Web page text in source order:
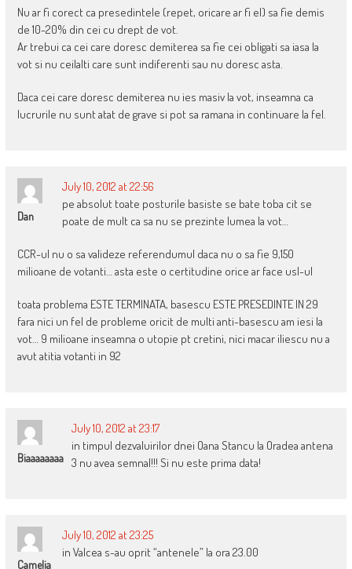
Nu ar fi corect ca presedintele (repet, oricare ar fi el) sa fie demis
de 10-20% din cei cu drept de vot.
Ar trebui ca cei care doresc demiterea sa fie cei obligati sa iasa la
vot si nu ceilalti care sunt indiferenti sau nu doresc asta.
Daca cei care doresc demiterea nu ies masiv la vot, inseamna ca
lucrurile nu sunt atat de grave si pot sa ramana in continuare la fel.
Dan
July 10, 2012 at 22:56
pe absolut toate posturile basiste se bate toba cit se
poate de mult ca sa nu se prezinte lumea la vot…
CCR-ul nu o sa valideze referendumul daca nu o sa fie 9,150
milioane de votanti… asta este o certitudine orice ar face usl-ul
toata problema ESTE TERMINATA, basescu ESTE PRESEDINTE IN 29
fara nici un fel de probleme oricit de multi anti-basescu am iesi la
vot… 9 milioane inseamna o utopie pt cretini, nici macar iliescu nu a
avut atitia votanti in 92
Biaaaaaaaa
July 10, 2012 at 23:17
in timpul dezvaluirilor dnei Oana Stancu la Oradea antena
3 nu avea semnal!!! Si nu este prima data!
Camelia
July 10, 2012 at 23:25
in Valcea s-au oprit “antenele” la ora 23.00